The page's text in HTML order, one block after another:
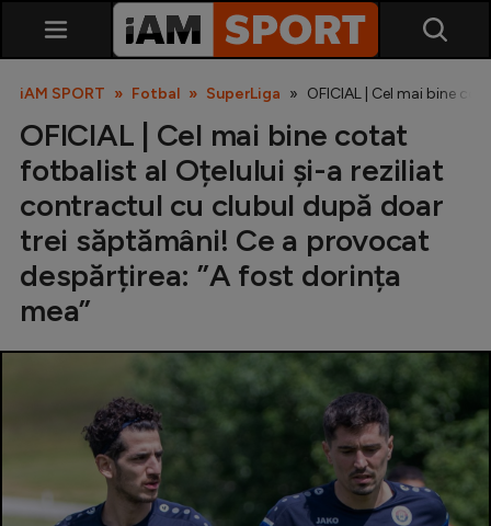
SuperLiga
Cupa României
Echipa Națională
U21
Fotbal feminin
iAM SPORT Fotbal SuperLiga OFICIAL | Cel mai bine
OFICIAL | Cel mai bine cotat
fotbalist al Oțelului și-a reziliat
contractul cu clubul după doar
trei săptămâni! Ce a provocat
despărțirea: ”A fost dorința
mea”